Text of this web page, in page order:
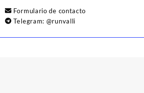
Formulario de contacto
Telegram: @runvalli